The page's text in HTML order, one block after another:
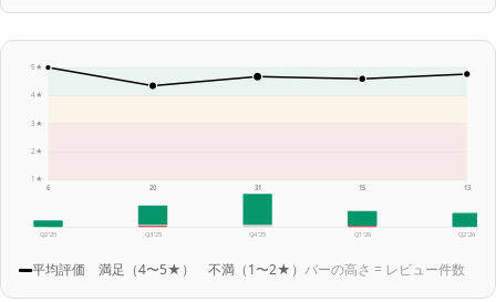
1★
2★
3★
4★
5★
6 20 31 15 13
Q2 '25 Q3 '25 Q4 '25 Q1 '26 Q2 '26
平均評価 満足（4〜5★） 不満（1〜2★） バーの高さ = レビュー件数